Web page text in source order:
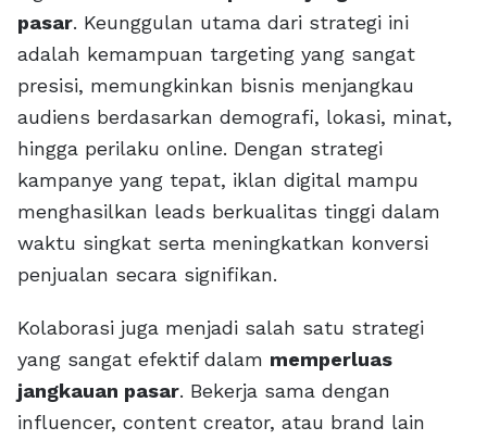
pasar. Keunggulan utama dari strategi ini
adalah kemampuan targeting yang sangat
presisi, memungkinkan bisnis menjangkau
audiens berdasarkan demografi, lokasi, minat,
hingga perilaku online. Dengan strategi
kampanye yang tepat, iklan digital mampu
menghasilkan leads berkualitas tinggi dalam
waktu singkat serta meningkatkan konversi
penjualan secara signifikan.
Kolaborasi juga menjadi salah satu strategi
yang sangat efektif dalam memperluas
jangkauan pasar. Bekerja sama dengan
influencer, content creator, atau brand lain